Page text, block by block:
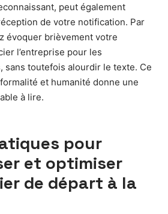
peut également
de votre notification. Par
évoquer brièvement votre
l’entreprise pour les
toutefois alourdir le texte. Ce
et humanité donne une
à lire.
pour
et optimiser
de départ à la